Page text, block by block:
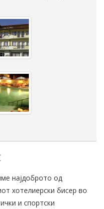
најдоброто од
хотелиерски бисер во
и спортски